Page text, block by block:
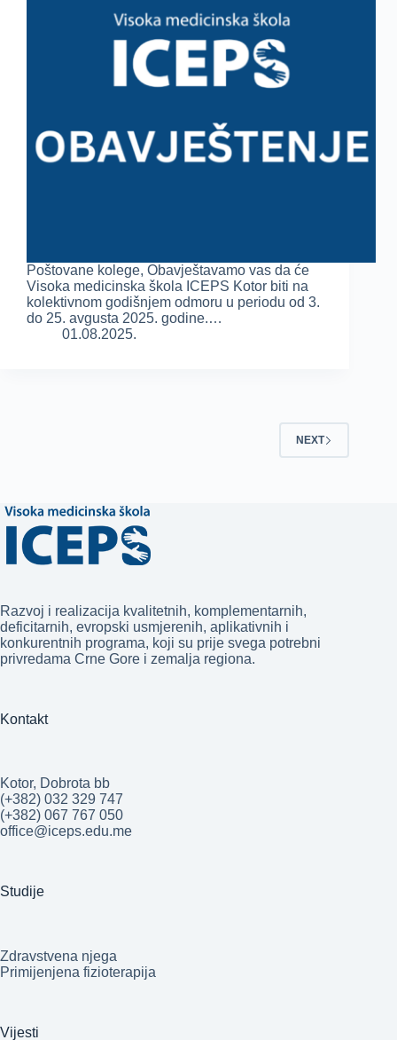
Poštovane kolege, Obavještavamo vas da će
Visoka medicinska škola ICEPS Kotor biti na
kolektivnom godišnjem odmoru u periodu od 3.
do 25. avgusta 2025. godine.…
01.08.2025.
NEXT
Razvoj i realizacija kvalitetnih, komplementarnih,
deficitarnih, evropski usmjerenih, aplikativnih i
konkurentnih programa, koji su prije svega potrebni
privredama Crne Gore i zemalja regiona.
Kontakt
Kotor, Dobrota bb
(+382) 032 329 747
(+382) 067 767 050
office@iceps.edu.me
Studije
Zdravstvena njega
Primijenjena fizioterapija
Vijesti